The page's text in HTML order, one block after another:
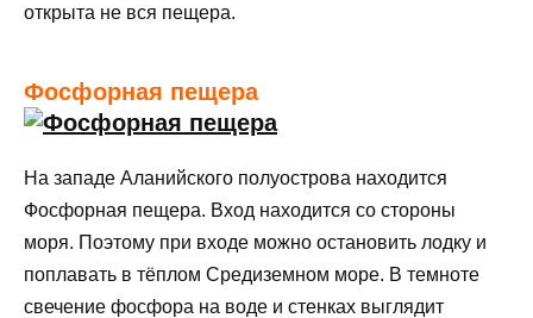
открыта не вся пещера.
Фосфорная пещера
На западе Аланийского полуострова находится
Фосфорная пещера. Вход находится со стороны
моря. Поэтому при входе можно остановить лодку и
поплавать в тёплом Средиземном море. В темноте
свечение фосфора на воде и стенках выглядит